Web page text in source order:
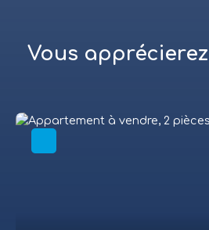
Vous apprécierez